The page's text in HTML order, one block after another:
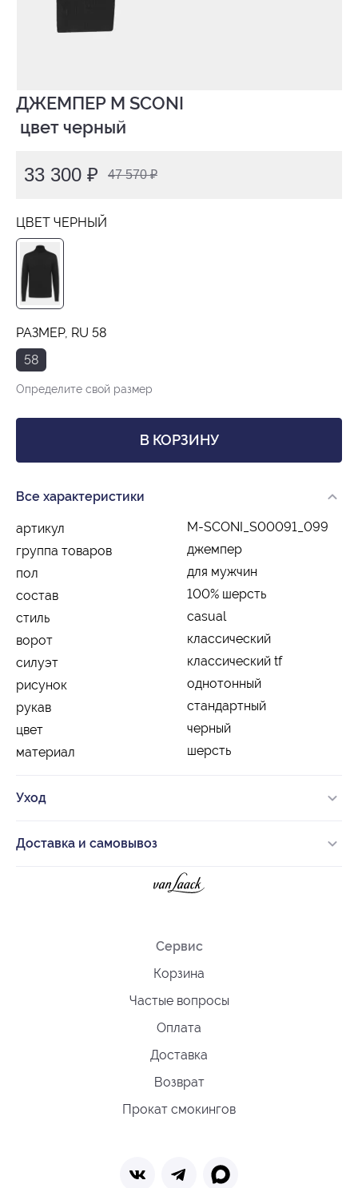
ДЖЕМПЕР M SCONI
цвет черный
33 300 ₽ 47 570 ₽
ЦВЕТ ЧЕРНЫЙ
РАЗМЕР, RU 58
58
Определите свой размер
В КОРЗИНУ
Все характеристики
артикул
M-SCONI_S00091_099
группа товаров
джемпер
пол
для мужчин
состав
100% шерсть
стиль
casual
ворот
классический
силуэт
классический tf
рисунок
однотонный
рукав
стандартный
цвет
черный
материал
шерсть
Уход
Доставка и самовывоз
Сервис
Корзина
Частые вопросы
Оплата
Доставка
Возврат
Прокат смокингов